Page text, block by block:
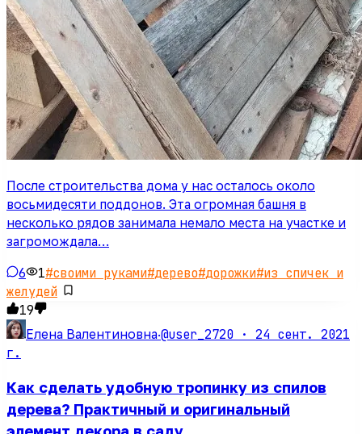
После строительства дома у нас осталось около
восьмидесяти поддонов. Эта огромная башня в
несколько рядов занимала немало места на участке и
загромождала…
6 1#своими руками#дерево#дорожки#из спичек и
желудей
19
Елена Валентиновна·@user_2720 · 24 сент. 2021
г.
Как сделать удобную тропинку из спилов
дерева? Практичный и оригинальный